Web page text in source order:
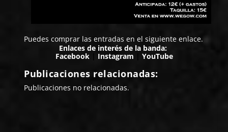
Puedes comprar las entradas en el siguienteenlace.
Enlaces de interés de la banda:
Facebook| Instagram YouTube
Publicaciones relacionadas:
Publicaciones no relacionadas.